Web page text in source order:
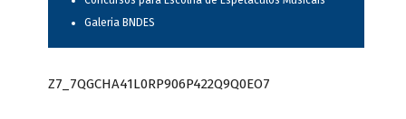
Galeria BNDES
Z7_7QGCHA41L0RP906P422Q9Q0EO7